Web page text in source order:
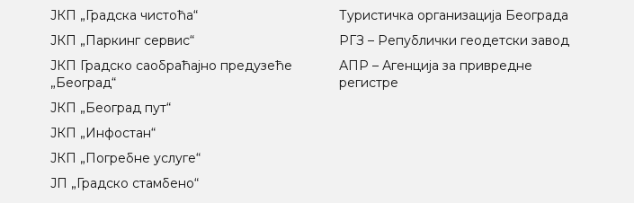
ЈКП „Градска чистоћа“
ЈКП „Паркинг сервис“
ЈКП Градско саобраћајно предузеће
„Београд“
ЈКП „Београд пут“
ЈКП „Инфостан“
ЈКП „Погребне услуге“
ЈП „Градско стамбено“
Туристичка организација Београда
РГЗ – Републички геодетски завод
АПР – Агенција за привредне
регистре